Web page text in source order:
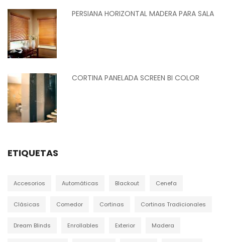
PERSIANA HORIZONTAL MADERA PARA SALA
CORTINA PANELADA SCREEN BI COLOR
ETIQUETAS
Accesorios Automáticas Blackout Cenefa
Clásicas Comedor Cortinas Cortinas Tradicionales
Dream Blinds Enrollables Exterior Madera